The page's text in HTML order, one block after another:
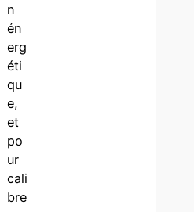
n
én
erg
éti
qu
e,
et
po
ur
cali
bre